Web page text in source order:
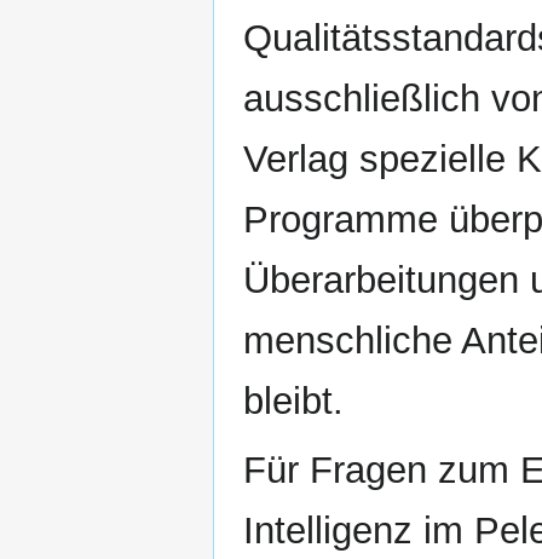
ausschließlich
Verlag spezielle
Programme
Überarbeitungen
menschliche
bleibt.
Für Fragen zum
Intelligenz im